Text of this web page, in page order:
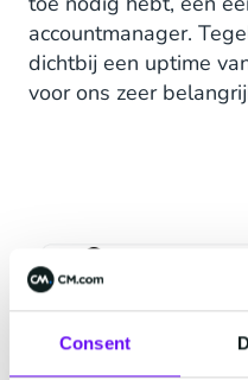
Consent
accountmanager.
dichtbij een uptime
voor ons zeer